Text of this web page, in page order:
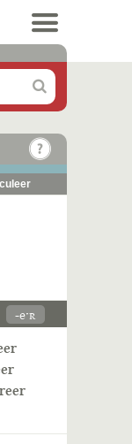
-eˑʀ